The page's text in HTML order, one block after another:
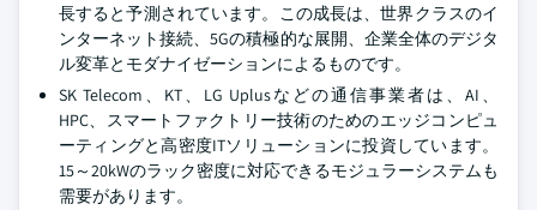
長すると予測されています。この成長は、世界クラスのイ
ンターネット接続、5Gの積極的な展開、企業全体のデジタ
ル変革とモダナイゼーションによるものです。
SK Telecom、KT、LG Uplusなどの通信事業者は、AI、
HPC、スマートファクトリー技術のためのエッジコンピュ
ーティングと高密度ITソリューションに投資しています。
15～20kWのラック密度に対応できるモジュラーシステムも
需要があります。